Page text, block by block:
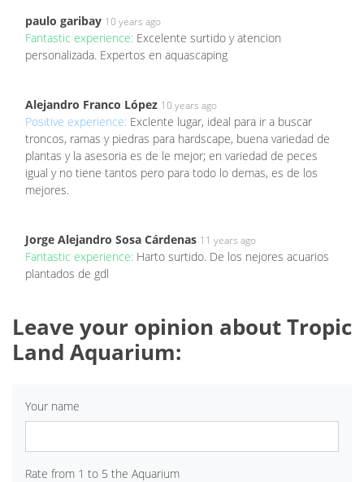
paulo garibay 10 years ago
Fantastic experience: Excelente surtido y atencion
personalizada. Expertos en aquascaping
Alejandro Franco López 10 years ago
Positive experience: Exclente lugar, ideal para ir a buscar
troncos, ramas y piedras para hardscape, buena variedad de
plantas y la asesoria es de le mejor; en variedad de peces
igual y no tiene tantos pero para todo lo demas, es de los
mejores.
Jorge Alejandro Sosa Cárdenas 11 years ago
Fantastic experience: Harto surtido. De los nejores acuarios
plantados de gdl
Leave your opinion about Tropic
Land Aquarium:
Your name
Rate from 1 to 5 the Aquarium